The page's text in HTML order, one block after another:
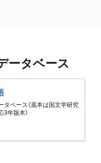
ータベース
タベース（底本は国文学研究
3年版本）